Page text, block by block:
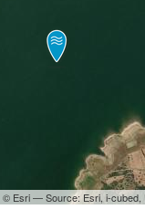
© Esri — Source: Esri, i-cubed,